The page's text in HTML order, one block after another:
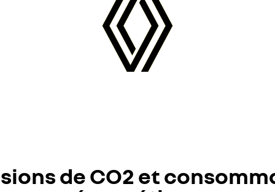
de CO2 et